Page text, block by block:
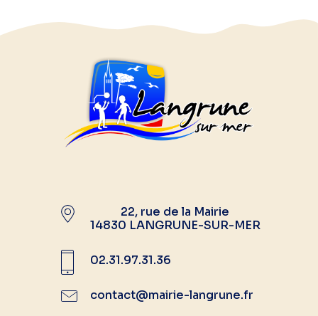
22, rue de la Mairie
14830 LANGRUNE-SUR-MER
02.31.97.31.36
contact@mairie-langrune.fr